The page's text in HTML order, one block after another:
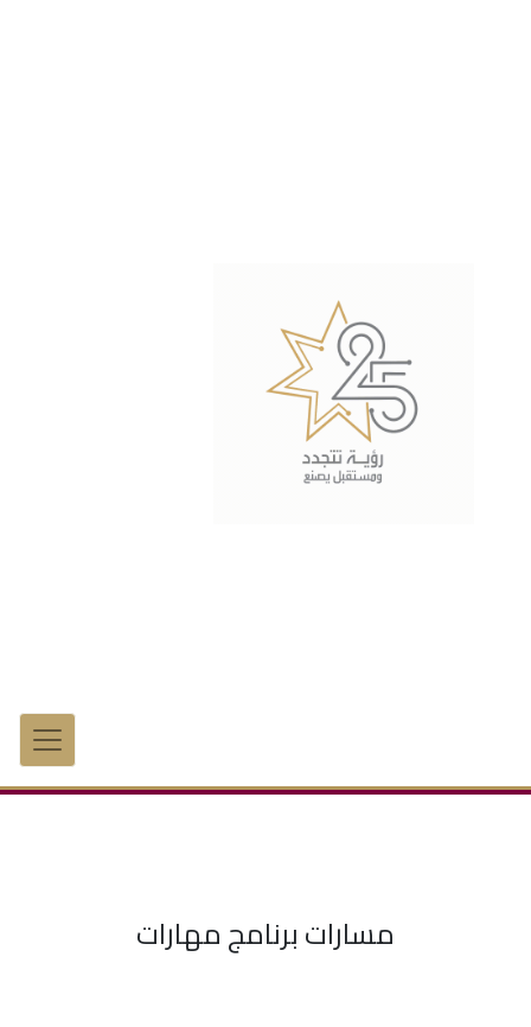
مسارات برنامج مهارات